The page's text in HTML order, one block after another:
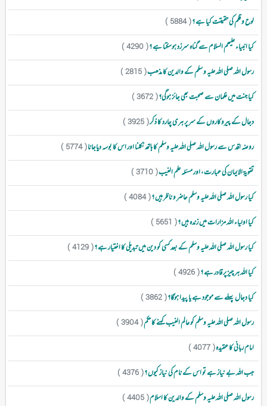
لوح و قلم کی حقیقت کیا ہے ؟( 5884 )
کیا انبیاء علیھم السلام سے گناہ سرزد ہوسکتا ہے ؟( 4290 )
رسول اللہ صلی اللہ علیہ و سلم کے والدین کا مذھب( 2815 )
کیا جنت میں غلمان سے صحبت بھی جائز ہوگی؟( 3672 )
دجال کے پیروکاروں کے سر پر ہری چارد کا ذکر( 3925 )
روضہ اقدس سے رسول اللہ صلی اللہ علیہ وسلم کا ہاتھ نکلنا اور اس کا بوسہ دیاجانا( 5774 )
تقویۃ الایمان کی عبارت ، اور مسئلہ علم الغیب( 3710 )
کیا رسول اللہ صلی اللہ علیہ وسلم حاضر و ناظر ہیں ؟( 4084 )
کیا اولیاء اللہ مزارات میں زندہ ہیں ؟( 5651 )
کیا رسول اللہ صلی اللہ علیہ وسلم کے بعد کسی کو دین میں تبدیلی کا اختیار ہے ؟( 4129 )
کیا اللہ ہر چیز پر قادر ہے ؟( 4926 )
کیا دجال پہلے سے موجود ہے یا پیدا ہوگا؟( 3862 )
رسول اللہ صلی اللہ علیہ وسلم کو عالم الغیب کہنے کا حکم( 3904 )
امام ربانی کا عقیدہ( 4077 )
جب اللہ بے نیاز ہے تو اس کے نام کی نیاز کیوں ؟( 4376 )
رسول اللہ صلی اللہ علیہ وسلم کے والدین کا اسلام( 4405 )